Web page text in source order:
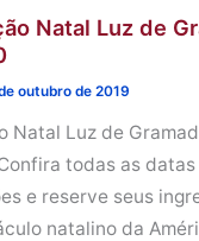
Natal Luz de
outubro de 2019
Natal Luz de
todas as
e reserve seus
natalino da